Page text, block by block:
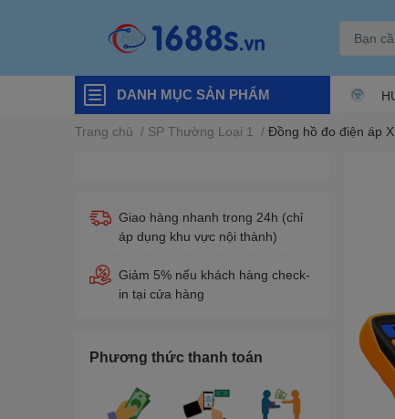
DANH MỤC SẢN PHẨM
Trang chủ / SP Thường Loại 1 / Đồng hồ đo điện áp
Giao hàng nhanh trong 24h (chỉ
áp dụng khu vực nội thành)
Giảm 5% nếu khách hàng check-
in tại cửa hàng
Phương thức thanh toán